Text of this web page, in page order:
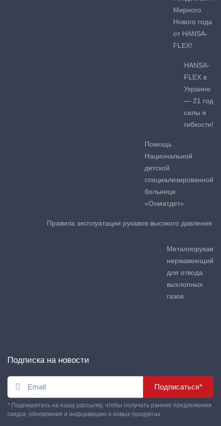
Мирного
Нового года
от HANSA-
FLEX!
HANSA-
FLEX в
Украине
— 21 год
силы и
гибкости!
Помощь
Национальной
детской
специализированной
больнице
«Охматдет»
Правила эксплуатации рукавов высокого давления
Металлорукав
нержавеющий
для отвода
выхлопных
газов
Подписка на новости
Подписаться*
* Подпишитесь на нашу рассылку, чтобы получать ранние предложения
скидок, обновления и информацию о новых продуктах.